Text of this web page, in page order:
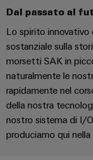
clima
trasporto
ferroviario
degli
edifici
Soluzioni
per
i
Power
Plant
Device
e
Combiner
box
per
il
per
e
Dal passato al
Lo spirito innovativo
sostanziale sulla
morsetti SAK in
naturalmente le
rapidamente nel
della nostra
nostro sistema di I/
produciamo qui